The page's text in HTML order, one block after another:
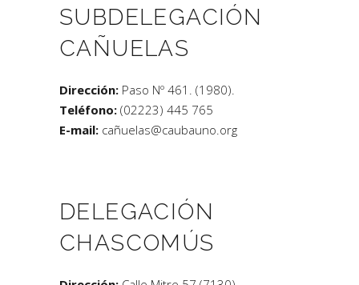
SUBDELEGACIÓN
CAÑUELAS
Dirección: Paso Nº 461. (1980).
Teléfono: (02223) 445 765
E-mail: cañuelas@caubauno.org
DELEGACIÓN
CHASCOMÚS